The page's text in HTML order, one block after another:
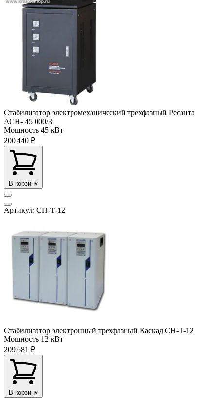
Стабилизатор электромеханический трехфазный Ресанта
АСН- 45 000/3
Мощность 45 кВт
200 440 ₽
В корзину
Артикул: СН-Т-12
Стабилизатор электронный трехфазный Каскад СН-Т-12
Мощность 12 кВт
209 681 ₽
В корзину